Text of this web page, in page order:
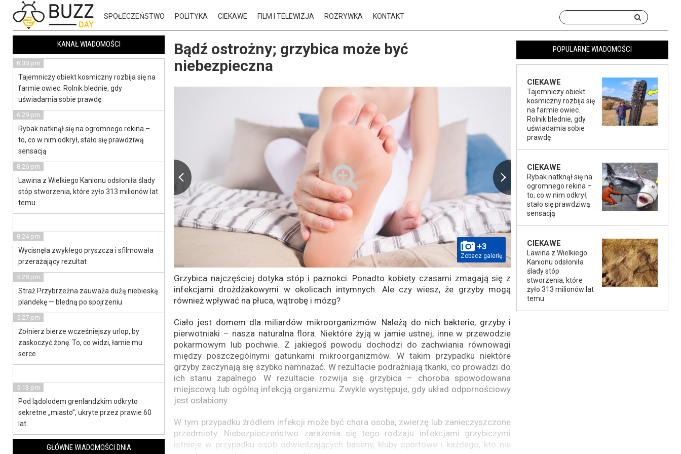
SPOŁECZEŃSTWO POLITYKA CIEKAWE FILM I TELEWIZJA ROZRYWKA KONTAKT
Bądź ostrożny; grzybica może być
niebezpieczna
+3
Zobacz galerię
Grzybica najczęściej dotyka stóp i paznokci. Ponadto kobiety czasami zmagają się z
infekcjami drożdżakowymi w okolicach intymnych. Ale czy wiesz, że grzyby mogą
również wpływać na płuca, wątrobę i mózg?
Ciało jest domem dla miliardów mikroorganizmów. Należą do nich bakterie, grzyby i
pierwotniaki – nasza naturalna flora. Niektóre żyją w jamie ustnej, inne w przewodzie
pokarmowym lub pochwie. Z jakiegoś powodu dochodzi do zachwiania równowagi
między poszczególnymi gatunkami mikroorganizmów. W takim przypadku niektóre
grzyby zaczynają się szybko namnażać. W rezultacie podrażniają tkanki, co prowadzi do
ich stanu zapalnego. W rezultacie rozwija się grzybica – choroba spowodowana
miejscową lub ogólną infekcją organizmu. Zwykle występuje, gdy układ odpornościowy
jest osłabiony.
W tym przypadku źródłem infekcji może być chora osoba, zwierzę lub zanieczyszczone
przedmioty. Niebezpieczeństwo zarażenia się tego rodzaju infekcjami grzybiczymi
istnieje w przypadku osób odwiedzających baseny, kluby sportowe i każdego, kto nie
POPULARNE WIADOMOŚCI
CIEKAWE
Tajemniczy obiekt
kosmiczny rozbija się
na farmie owiec.
Rolnik blednie, gdy
uświadamia sobie
prawdę
CIEKAWE
Rybak natknął się na
ogromnego rekina –
to, co w nim odkrył,
stało się prawdziwą
sensacją
CIEKAWE
Lawina z Wielkiego
Kanionu odsłoniła
ślady stóp
stworzenia, które
żyło 313 milionów lat
temu
KANAŁ WIADOMOŚCI
6:30 pm
Tajemniczy obiekt kosmiczny rozbija się na
farmie owiec. Rolnik blednie, gdy
uświadamia sobie prawdę
6:29 pm
Rybak natknął się na ogromnego rekina –
to, co w nim odkrył, stało się prawdziwą
sensacją
8:26 pm
Lawina z Wielkiego Kanionu odsłoniła ślady
stóp stworzenia, które żyło 313 milionów lat
temu
8:24 pm
Wycisnęła zwykłego pryszcza i sfilmowała
przerażający rezultat
5:28 pm
Straż Przybrzeżna zauważa dużą niebieską
plandekę — bledną po spojrzeniu
5:27 pm
Żołnierz bierze wcześniejszy urlop, by
zaskoczyć żonę. To, co widzi, łamie mu
serce
5:13 pm
Pod lądolodem grenlandzkim odkryto
sekretne „miasto”, ukryte przez prawie 60
lat.
GŁÓWNE WIADOMOŚCI DNIA